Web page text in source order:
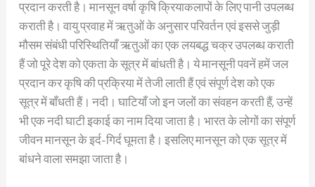
प्रदान करती है। मानसून वर्षा कृषि क्रियाकलापों के लिए पानी उपलब्ध
कराती है। वायु प्रवाह में ऋतुओं के अनुसार परिवर्तन एवं इससे जुड़ी
मौसम संबंधी परिस्थितियाँ ऋतुओं का एक लयबद्ध चक्र उपलब्ध कराती
हैं जो पूरे देश को एकता के सूत्र में बांधती है। ये मानसूनी पवनें हमें जल
प्रदान कर कृषि की प्रक्रिया में तेजी लाती हैं एवं संपूर्ण देश को एक
सूत्र में बाँधती हैं। नदी। घाटियाँ जो इन जलों का संवहन करती हैं, उन्हें
भी एक नदी घाटी इकाई का नाम दिया जाता है। भारत के लोगों का संपूर्ण
जीवन मानसून के इर्द-गिर्द घूमता है। इसलिए मानसून को एक सूत्र में
बांधने वाला समझा जाता है।